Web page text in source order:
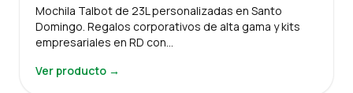
Mochila Talbot de 23L personalizadas en Santo
Domingo. Regalos corporativos de alta gama y kits
empresariales en RD con…
Ver producto →